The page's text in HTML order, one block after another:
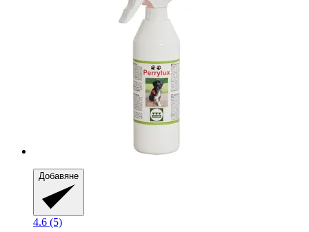
Добавяне
4.6 (5)